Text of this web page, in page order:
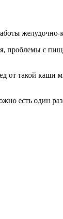
желудочно-
проблемы с
такой каши
есть один раз